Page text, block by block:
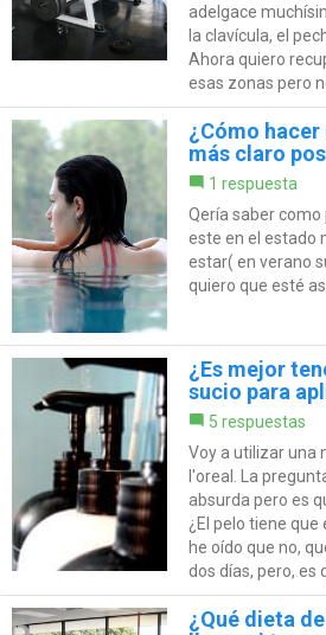
adelgace
la clavícula, el
Ahora quiero
esas zonas pero
¿Cómo
más claro
1 respuesta
Qería saber
este en el estado
estar( en verano
quiero que esté
¿Es mejor
sucio para
5 respuestas
Voy a utilizar una
l'oreal. La
absurda pero es
¿El pelo tiene que
he oído que no,
dos días, pero, es
¿Qué dieta